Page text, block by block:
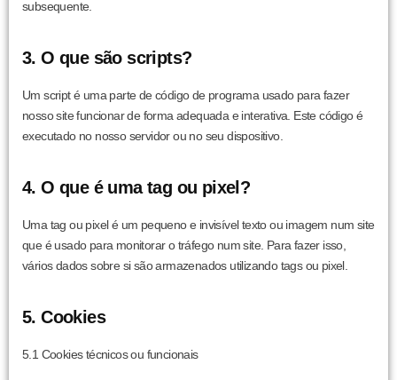
subsequente.
3. O que são scripts?
Um script é uma parte de código de programa usado para fazer
nosso site funcionar de forma adequada e interativa. Este código é
executado no nosso servidor ou no seu dispositivo.
4. O que é uma tag ou pixel?
Uma tag ou pixel é um pequeno e invisível texto ou imagem num site
que é usado para monitorar o tráfego num site. Para fazer isso,
vários dados sobre si são armazenados utilizando tags ou pixel.
5. Cookies
5.1 Cookies técnicos ou funcionais